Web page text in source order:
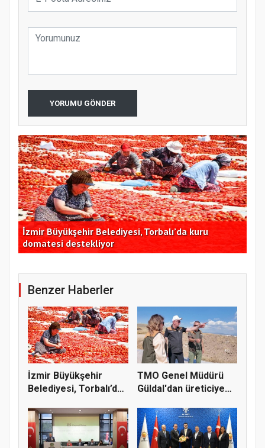
YORUMU GÖNDER
İzmir Büyükşehir Belediyesi, Torbalı’da kuru
domatesi destekliyor
Benzer Haberler
İzmir Büyükşehir
Belediyesi, Torbalı’da
TMO Genel Müdürü
Güldal'dan üreticiye